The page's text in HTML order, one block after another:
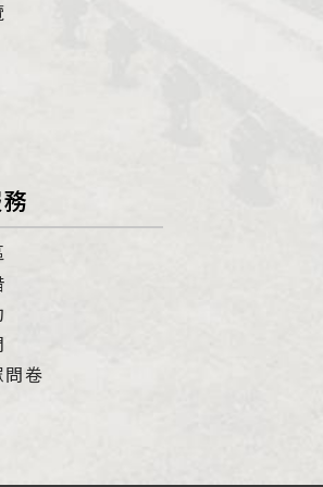
卷